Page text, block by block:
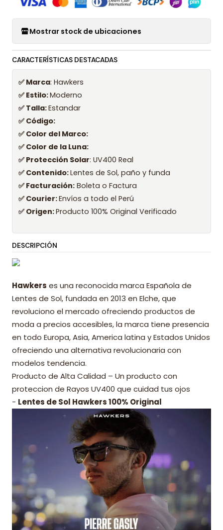
Mostrar stock de ubicaciones
CARACTERÍSTICAS DESTACADAS
✅ Marca: Hawkers
✅ Estilo:Moderno
✅ Talla:Estandar
✅ Código:
✅ Color del Marco:
✅ Color de la Luna:
✅ Protección Solar: UV400 Real
✅ Contenido:Lentes de Sol, paño y funda
✅ Facturación: Boleta o Factura
✅ Courier:Envíos a todo el Perú
✅ Origen:Producto 100% Original Verificado
DESCRIPCIÓN
Hawkers es una reconocida marca Española de
Lentes de Sol, fundada en 2013 en Elche, que
revoluciono el mercado ofreciendo productos de
moda a precios accesibles, la marca tiene presencia
en todo Europa, Asia, America latina y Estados Unidos
ofreciendo una alternativa revolucionaria con
modelos tendencia.
Producto de Alta Calidad – Un producto con
proteccion de Rayos UV400 que cuidad tus ojos
- Lentes de Sol Hawkers 100% Original